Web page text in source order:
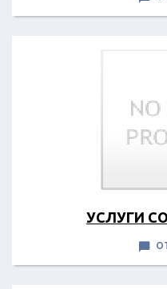
УСЛУГИ
